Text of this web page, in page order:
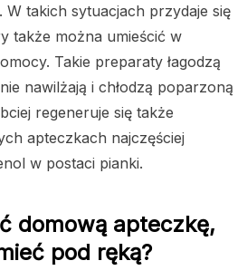
W takich sytuacjach przydaje się
także można umieścić w
Takie preparaty łagodzą
nawilżają i chłodzą poparzoną
regeneruje się także
apteczkach najczęściej
w postaci pianki.
domową apteczkę,
pod ręką?